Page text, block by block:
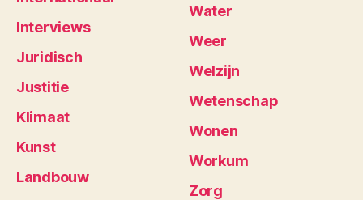
Interviews
Juridisch
Justitie
Klimaat
Kunst
Landbouw
Water
Weer
Welzijn
Wetenschap
Wonen
Workum
Zorg